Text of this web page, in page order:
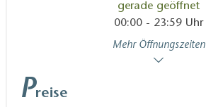
gerade geöffnet
00:00 - 23:59 Uhr
Mehr Öffnungszeiten
Preise